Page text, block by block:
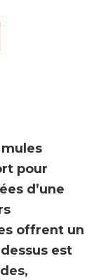
pour
d’une
offrent un
est
,